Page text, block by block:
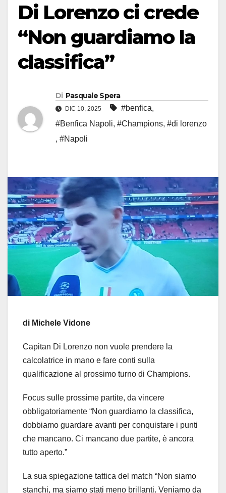
Di Lorenzo ci crede
“Non guardiamo la
classifica”
Di Pasquale Spera
DIC 10, 2025 #benfica,
#Benfica Napoli, #Champions, #di lorenzo
, #Napoli
di Michele Vidone
Capitan Di Lorenzo non vuole prendere la
calcolatrice in mano e fare conti sulla
qualificazione al prossimo turno di Champions.
Focus sulle prossime partite, da vincere
obbligatoriamente “Non guardiamo la classifica,
dobbiamo guardare avanti per conquistare i punti
che mancano. Ci mancano due partite, è ancora
tutto aperto.”
La sua spiegazione tattica del match “Non siamo
stanchi, ma siamo stati meno brillanti. Veniamo da